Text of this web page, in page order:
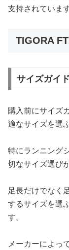
支持されています
TIGORA
サイズガイ
購入前にサイズ
適なサイズを選
特にランニング
切なサイズ選び
足長だけでなく
するサイズを選
す。
メーカーによっ